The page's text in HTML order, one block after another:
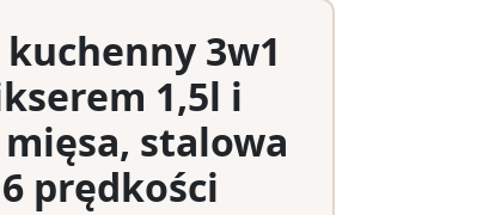
3w1
1,5l i
stalowa
prędkości